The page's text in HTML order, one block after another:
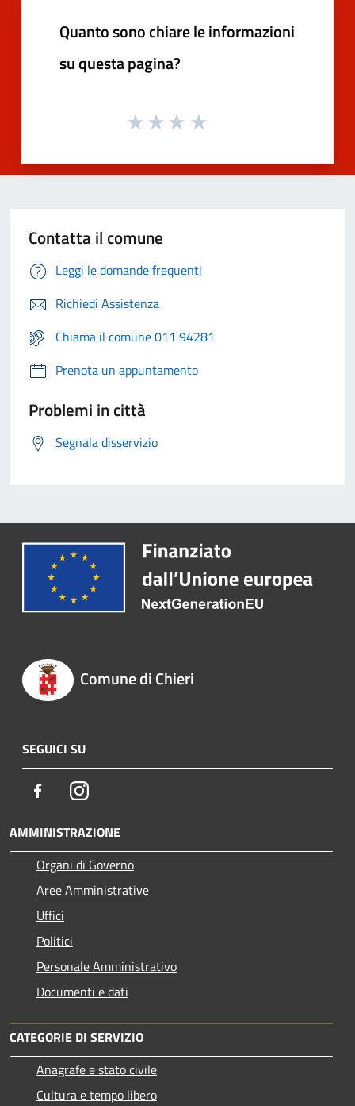
Quanto sono chiare le informazioni
su questa pagina?
Contatta il comune
Leggi le domande frequenti
Richiedi Assistenza
Chiama il comune 011 94281
Prenota un appuntamento
Problemi in città
Segnala disservizio
Comune di Chieri
SEGUICI SU
FacebookInstagram
AMMINISTRAZIONE
Organi di Governo
Aree Amministrative
Uffici
Politici
Personale Amministrativo
Documenti e dati
CATEGORIE DI SERVIZIO
Anagrafe e stato civile
Cultura e tempo libero